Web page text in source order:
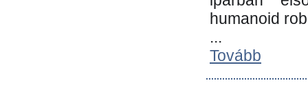
humanoid
...
Tovább